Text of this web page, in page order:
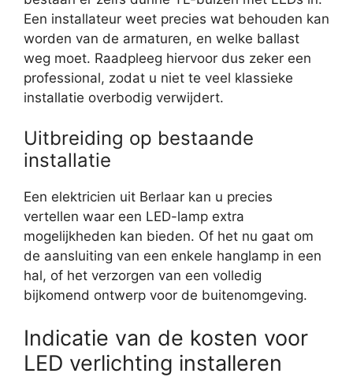
Een installateur weet precies wat behouden kan
worden van de armaturen, en welke ballast
weg moet. Raadpleeg hiervoor dus zeker een
professional, zodat u niet te veel klassieke
installatie overbodig verwijdert.
Uitbreiding op bestaande
installatie
Een elektricien uit Berlaar kan u precies
vertellen waar een LED-lamp extra
mogelijkheden kan bieden. Of het nu gaat om
de aansluiting van een enkele hanglamp in een
hal, of het verzorgen van een volledig
bijkomend ontwerp voor de buitenomgeving.
Indicatie van de kosten voor
LED verlichting installeren